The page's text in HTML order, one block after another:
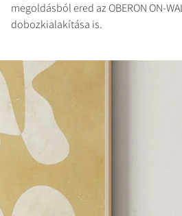
megoldásból ered az OBERON ON-
dobozkialakítása is.
LETÖLTÉSHEZ